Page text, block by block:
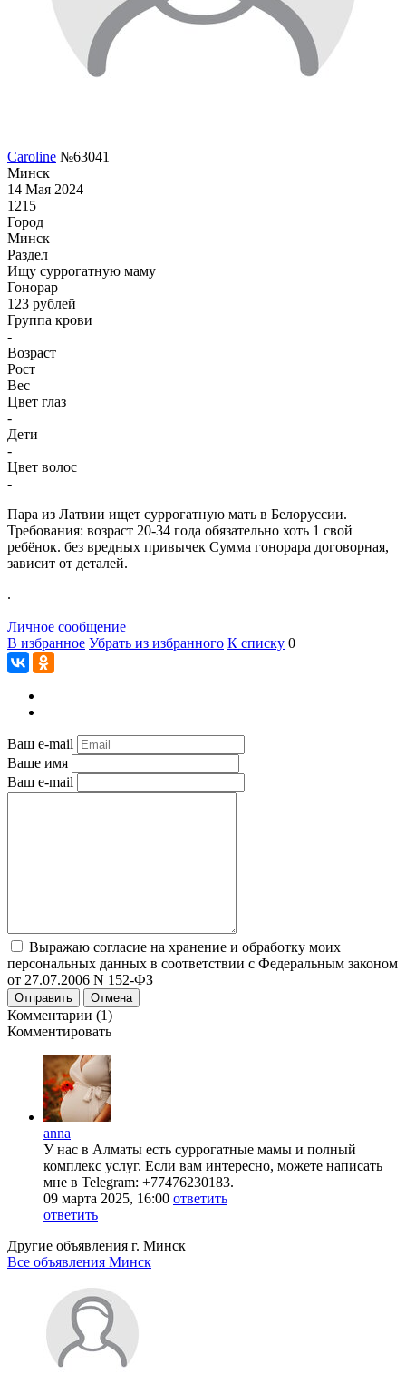
Caroline №63041
Минск
14 Мая 2024
1215
Город
Минск
Раздел
Ищу суррогатную маму
Гонoрар
123 рублей
Группа крови
-
Возраст
Рост
Вес
Цвет глаз
-
Дети
-
Цвет волос
-
Пара из Латвии ищет суррогатную мать в Белоруссии.
Требования: возраст 20-34 года oбязательно хоть 1 свой
ребёнок. без вредных привычек Сумма гонорара договорная,
зависит от деталей.
.
Личное сообщение
В избранное Убрать из избранного К списку 0
Ваш e-mail
Ваше имя
Ваш e-mail
Выражаю согласие на хранение и обработку моих
персональных данных в соответствии с Федеральным законом
от 27.07.2006 N 152-ФЗ
Отправить Отмена
Комментарии (1)
Комментировать
anna
У нас в Алматы есть суррогатные мамы и полный
комплекс услуг. Если вам интересно, можете написать
мне в Telegram: +77476230183.
09 марта 2025, 16:00 ответить
ответить
Другие объявления г. Минск
Все объявления Минск